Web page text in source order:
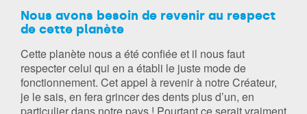
Nous avons besoin de revenir au respect
de cette planète
Cette planète nous a été confiée et il nous faut
respecter celui qui en a établi le juste mode de
fonctionnement. Cet appel à revenir à notre Créateur,
je le sais, en fera grincer des dents plus d’un, en